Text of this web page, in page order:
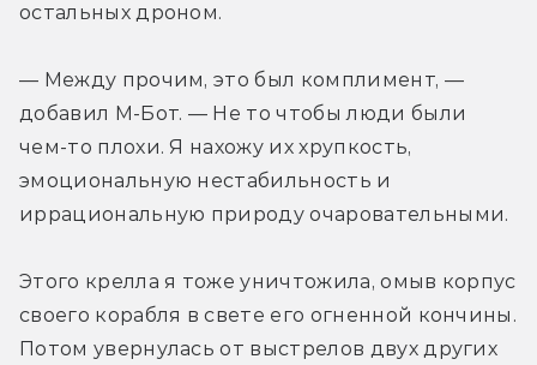
остальных дроном.
— Между прочим, это был комплимент, —
добавил М-Бот. — Не то чтобы люди были
чем-то плохи. Я нахожу их хрупкость,
эмоциональную нестабильность и
иррациональную природу очаровательными.
Этого крелла я тоже уничтожила, омыв корпус
своего корабля в свете его огненной кончины.
Потом увернулась от выстрелов двух других